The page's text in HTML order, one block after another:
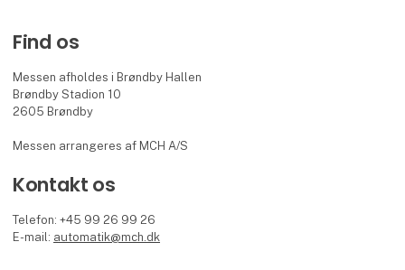
Find os
Messen afholdes i Brøndby Hallen
Brøndby Stadion 10
2605 Brøndby
Messen arrangeres af MCH A/S
Kontakt os
Telefon: +45 99 26 99 26
E-mail: automatik@mch.dk